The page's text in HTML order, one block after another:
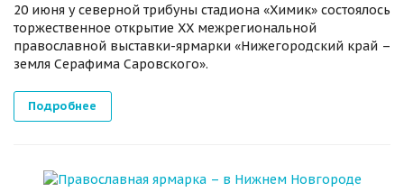
20 июня у северной трибуны стадиона «Химик» состоялось
торжественное открытие XX межрегиональной
православной выставки-ярмарки «Нижегородский край –
земля Серафима Саровского».
Подробнее